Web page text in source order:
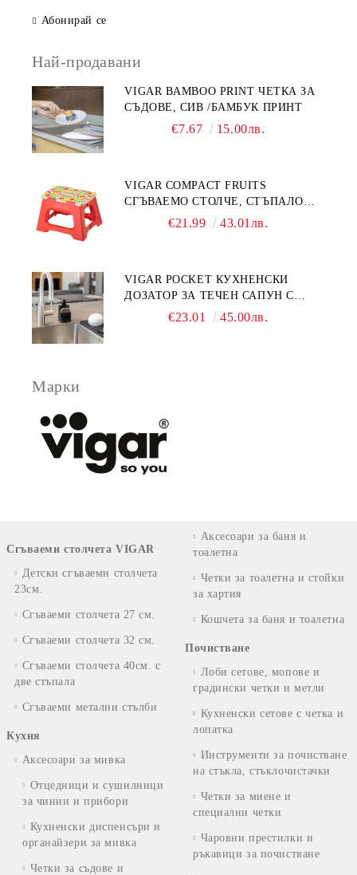
Абонирай се
Най-продавани
VIGAR BAMBOO PRINT ЧЕТКА ЗА
СЪДОВЕ, СИВ /БАМБУК ПРИНТ
€7.67 15.00лв.
VIGAR COMPACT FRUITS
СГЪВАЕМО СТОЛЧЕ, СТЪПАЛО
23СМ, ПЛОДОВЕ
€21.99 43.01лв.
VIGAR POCKET КУХНЕНСКИ
ДОЗАТОР ЗА ТЕЧЕН САПУН С
МЯСТО ЗА ГЪБА, ЧЕРЕН
€23.01 45.00лв.
Марки
Сгъваеми столчета VIGAR
Детски сгъваеми столчета
23см.
Сгъваеми столчета 27 см.
Сгъваеми столчета 32 см.
Сгъваеми столчета 40см. с
две стъпала
Сгъваеми метални стълби
Кухня
Аксесоари за мивка
Отцедници и сушилници
за чинии и прибори
Кухненски диспенсъри и
органайзери за мивка
Четки за съдове и
Аксесоари за баня и
тоалетна
Четки за тоалетна и стойки
за хартия
Кошчета за баня и тоалетна
Почистване
Лоби сетове, мопове и
градински четки и метли
Кухненски сетове с четка и
лопатка
Инструменти за почистване
на стъкла, стъклочистачки
Четки за миене и
специални четки
Чаровни престилки и
ръкавици за почистване